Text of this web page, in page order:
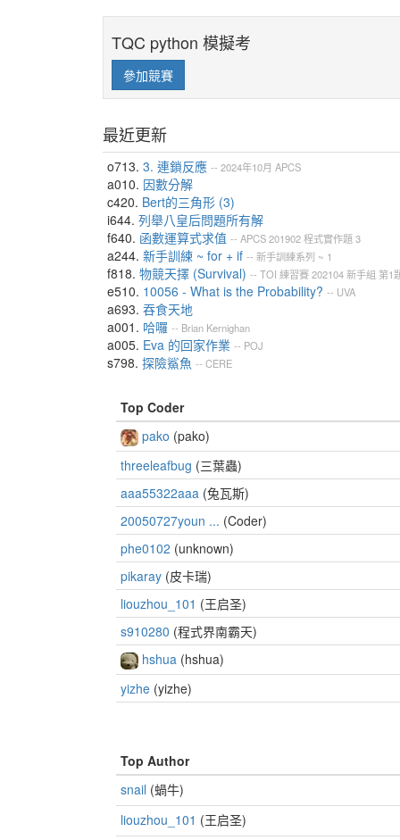
TQC python 模擬考
參加競賽
最近更新
o713. 3. 連鎖反應 -- 2024年10月 APCS
a010. 因數分解
c420. Bert的三角形 (3)
i644. 列舉八皇后問題所有解
f640. 函數運算式求值 -- APCS201902程式實作題3
a244. 新手訓練 ~ for + if -- 新手訓練系列 ~ 1
f818. 物競天擇 (Survival) -- TOI 練習賽202104新手組 第1
e510. 10056 - What is the Probability? -- UVA
a693. 吞食天地
a001. 哈囉 -- Brian Kernighan
a005. Eva 的回家作業 -- POJ
s798. 探險鯊魚 -- CERE
Top Coder
pako (pako)
threeleafbug (三葉蟲)
aaa55322aaa (兔瓦斯)
20050727youn ... (Coder)
phe0102 (unknown)
pikaray (皮卡瑞)
liouzhou_101 (王启圣)
s910280 (程式界南霸天)
hshua (hshua)
yizhe (yizhe)
Top Author
snail (蝸牛)
liouzhou_101 (王启圣)